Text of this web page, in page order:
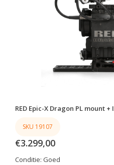
RED Epic-X Dragon PL mount
SKU 19107
€3.299,00
Conditie: Goed